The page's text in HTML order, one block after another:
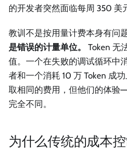
的开发者突然面临每周 350 美
教训不是按用量计费本身有问
是错误的计量单位。
Token 无
值。一个在失败的调试循环中
者和一个消耗 10 万 Token 成
取相同的费用，但他们的体
完全不同。
为什么传统的成本